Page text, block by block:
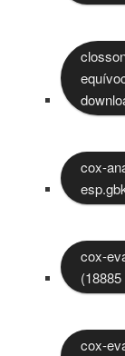
cox-
cox-
cox-